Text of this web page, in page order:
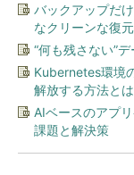
バックアップだ
なクリーンな復
“何も残さない”
Kubernetes環境
解放する方法と
AIベースのアプ
課題と解決策